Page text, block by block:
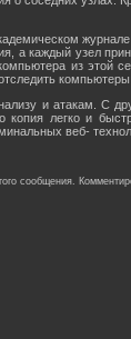
а каждый узел
из этой
и атакам. С
легко и
веб-
сообщения.